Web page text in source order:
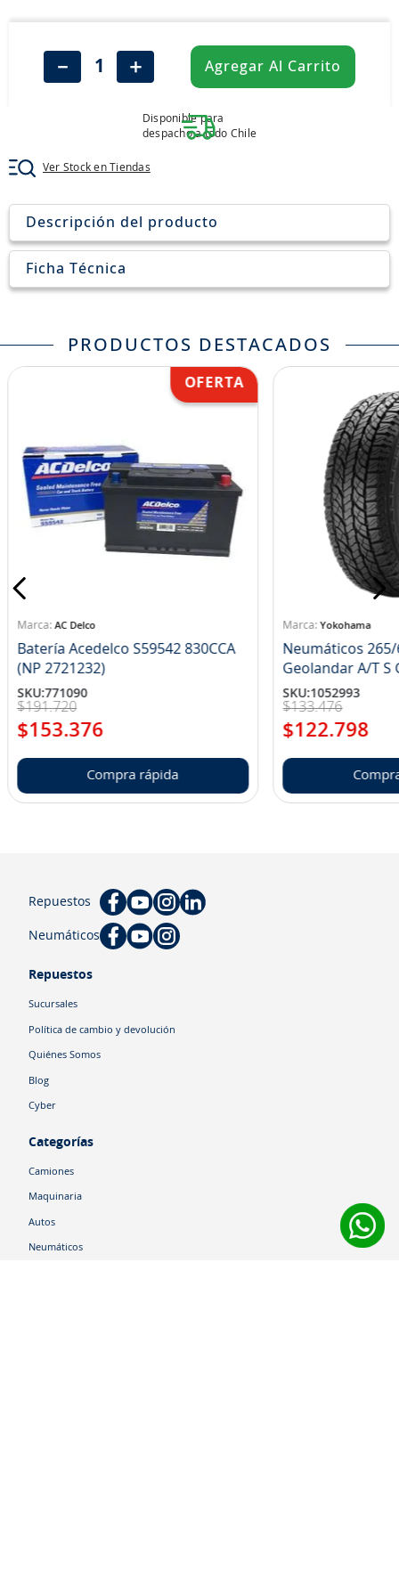
＋
－ Agregar Al Carrito
Disponible para
despacho a todo Chile
Ver Stock en Tiendas
Descripción del producto
Ficha Técnica
PRODUCTOS DESTACADOS
AC Delco
Batería Acedelco S59542 830CCA
(NP 2721232)
SKU:771090
$191.720
$153.376
Compra rápida
Yokohama
Neumáticos 265/
SKU:1052993
$133.476
$122.798
Repuestos
Neumáticos
Repuestos
Sucursales
Política de cambio y devolución
Quiénes Somos
Blog
Cyber
Categorías
Camiones
Maquinaria
Autos
Neumáticos
aceite